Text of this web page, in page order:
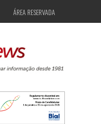
ÁREA RESERVADA